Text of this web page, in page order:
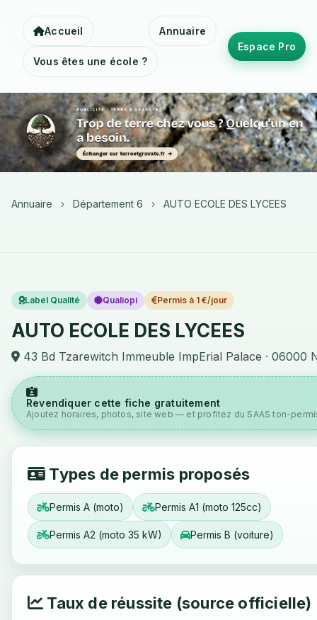
Accueil Annuaire
Vous êtes une école ?
Espace Pro
Annuaire › Département 6 › AUTO ECOLE DES LYCEES
Label Qualité Qualiopi Permis à 1 €/jour
AUTO ECOLE DES LYCEES
43 Bd Tzarewitch Immeuble ImpErial Palace · 06000
Revendiquer cette fiche gratuitement
Ajoutez horaires, photos, site web — et profitez du SAAS ton-
Types de permis proposés
Permis A (moto) Permis A1 (moto 125cc)
Permis A2 (moto 35 kW) Permis B (voiture)
Taux de réussite (source officielle)